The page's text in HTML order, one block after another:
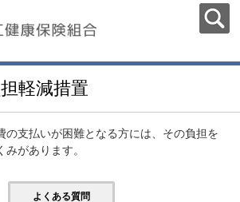
軽減措置
の支払いが困難となる方には、その負担を
があります。
よくある質問